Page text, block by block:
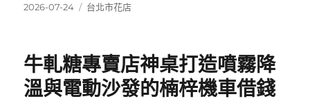
發
2026-07-24
分
台北市花店
牛軋糖專賣店神桌打造噴霧降
溫與電動沙發的楠梓機車借錢